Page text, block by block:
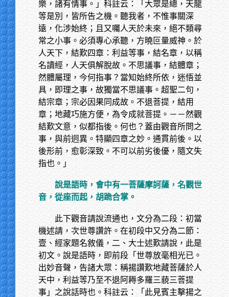
樂，諸有情事。」科註云：「大眾是總，天龍
等是別，皆所告之機。聽我者，不惟事關深
遠，化涉始終；且又囑人天於未來，絕不類尋
常之小事。必須專心承聽，方曉叵量威神。於
人天下，結歎四章：利益等事，結名章，以稱
名讀經，人天俱解脫故。不思議事，結體章；
然體屬理，今何指事？當知始終所依，迷悟並
具，即理之事，故獨當不思議事。超聖二句，
結宗章；宗必因果同成故。不退菩提，結用
章；地藏巧施方便，為令成就菩提。－－然觀
結歎文意，似都指後。何也？蓋由觀音所問之
事，與前迥異。特顯四章之妙。通貫前後。以
後形前，愈彰深致。不可以前劣後優，隨文失
指也。」
說是語時，會中有一菩薩摩訶薩，名觀世
音，從座而起，胡跪合掌。
此下觀音請說流通也，文分為二段：初當
機述請，次世尊讚許。在初段中又分為二節：
壹、經家題名敘儀，二、大士述歎請說，此是
初文。說是語時，即前段「世尊放毫相光已。
出妙音聲，告諸大眾：稱揚讚歎地藏菩薩於人
天中，利益等乃至不退阿耨多羅三藐三菩提
事」之說話時也。科註云：「此見賓主擊揚之